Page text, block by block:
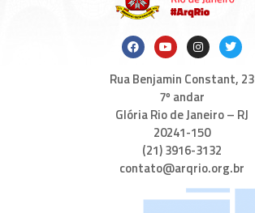
Rua Benjamin Constant, 23
7º andar
Glória Rio de Janeiro – RJ
20241-150
(21) 3916-3132
contato@arqrio.org.br